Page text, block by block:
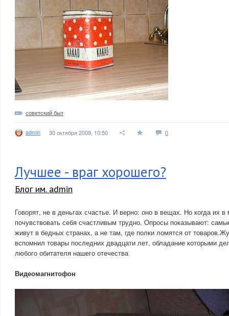
советский быт
admin 30 октября 2009, 10:50 0
Лучшее - враг хорошего?
Блог им. admin
Говорят, не в деньгах счастье. И верно: оно в вещах. Но когда их в
почувствовать себя счастливым трудно. Опросы показывают:
живут в бедных странах, а не там, где полки ломятся от
вспомнил товары последних двадцати лет, обладание которыми
любого обитателя нашего отечества
Видеомагнитофон